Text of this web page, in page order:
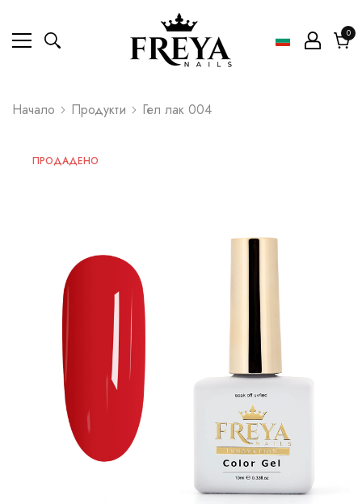
00
Начало Продукти Гел лак 004
ПРОДАДЕНО